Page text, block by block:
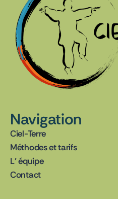
Navigation
Ciel-Terre
Méthodes et tarifs
L’ équipe
Contact